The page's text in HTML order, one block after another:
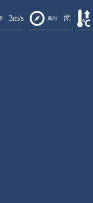
3m/s 風向 南